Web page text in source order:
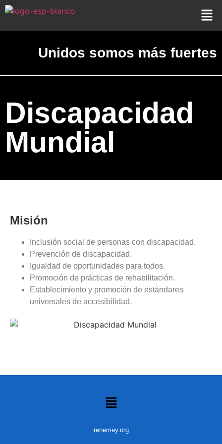
Unidos somos más fuertes
Discapacidad
Mundial
Misión
Inclusión social de personas con discapacidad.
Prevención de discapacidad.
Igualdad de oportunidades para todos.
Promoción de prácticas de rehabilitación.
Establecimiento y promoción de estándares
universales de accesibilidad.
renemey.org